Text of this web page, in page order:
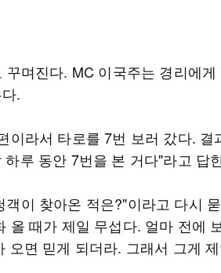
며진다. MC 이국주는 경리에게
.
이라서 타로를 7번 보러 갔다. 결
루 동안 7번을 본 거다"라고 답
이 찾아온 적은?"이라고 다시
올 때가 제일 무섭다. 얼마 전에
오면 믿게 되더라. 그래서 그게